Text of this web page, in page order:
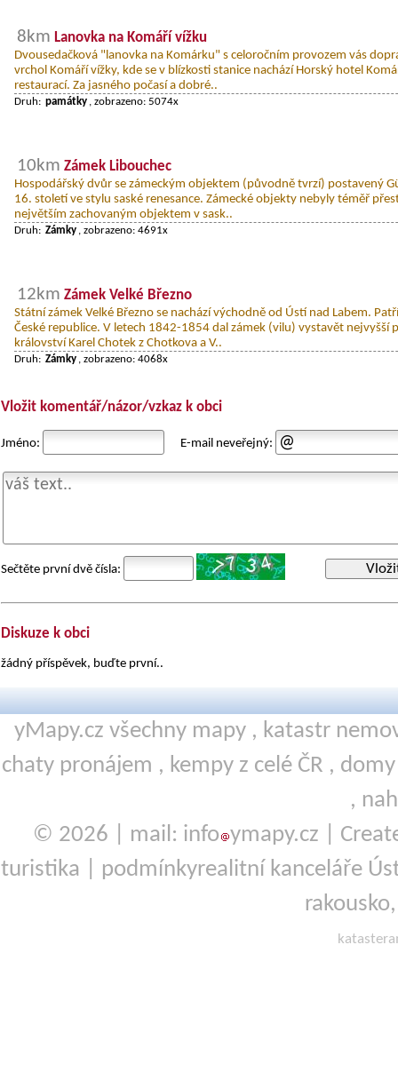
8km Lanovka na Komáří vížku
Dvousedačková "lanovka na Komárku" s celoročním provozem vás
vrchol Komáří vížky, kde se v blízkosti stanice nachází Horský hotel
restaurací. Za jasného počasí a dobré..
Druh: památky , zobrazeno: 5074x
10km Zámek Libouchec
Hospodářský dvůr se zámeckým objektem (původně tvrzí) postavený
16. století ve stylu saské renesance. Zámecké objekty nebyly téměř
největším zachovaným objektem v sask..
Druh: Zámky , zobrazeno: 4691x
12km Zámek Velké Březno
Státní zámek Velké Březno se nachází východně od Ústí nad Labem.
České republice. V letech 1842-1854 dal zámek (vilu) vystavět nejvyšší
království Karel Chotek z Chotkova a V..
Druh: Zámky , zobrazeno: 4068x
Vložit komentář/názor/vzkaz k obci
Jméno: E-mail neveřejný:
Sečtěte první dvě čísla:
Diskuze k obci
žádný příspěvek, buďte první..
yMapy.cz všechny mapy , katastr
chaty pronájem , kempy z celé ČR ,
,
© 2026 | mail: info ymapy.cz |
turistika
podmínkyrealitní kanceláře
rakousko